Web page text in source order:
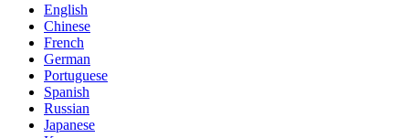
English
Chinese
French
German
Portuguese
Spanish
Russian
Japanese